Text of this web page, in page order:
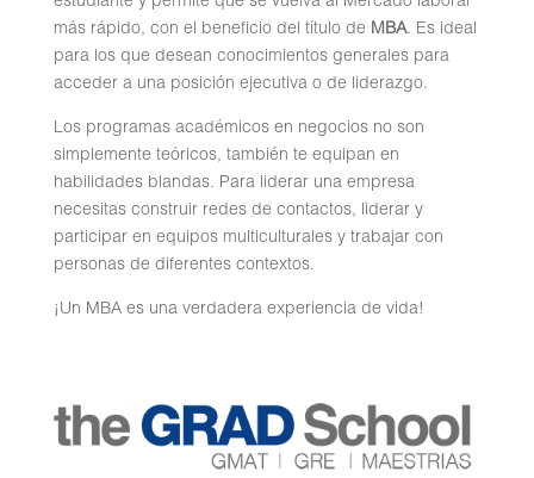
más rápido, con el beneficio del título de MBA. Es ideal
para los que desean conocimientos generales para
acceder a una posición ejecutiva o de liderazgo.
Los programas académicos en negocios no son
simplemente teóricos, también te equipan en
habilidades blandas. Para liderar una empresa
necesitas construir redes de contactos, liderar y
participar en equipos multiculturales y trabajar con
personas de diferentes contextos.
¡Un MBA es una verdadera experiencia de vida!